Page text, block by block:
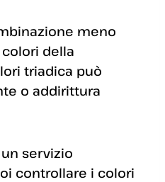
meno
della
triadica può
o addirittura
servizio
controllare i colori